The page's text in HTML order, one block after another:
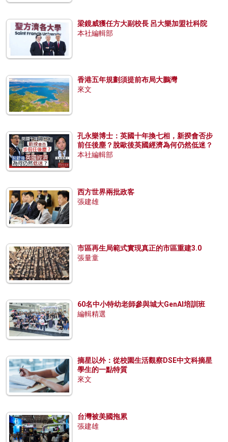
梁鏡威獲任方大副校長 呂大樂加盟社科院
本社編輯部
香港五年規劃須提前布局大鵬灣
來文
孔永樂博士：英國十年換七相，新揆會否步
前任後塵？脫歐後英國經濟為何仍然低迷？
本社編輯部
西方世界兩批政客
張建雄
市區再生局範式實現真正的市區重建3.0
張量童
60名中小特幼老師參與城大GenAI培訓班
編輯精選
摘星以外：從校園生活觀察DSE中文科摘星
學生的一點特質
來文
台灣被美國拖累
張建雄